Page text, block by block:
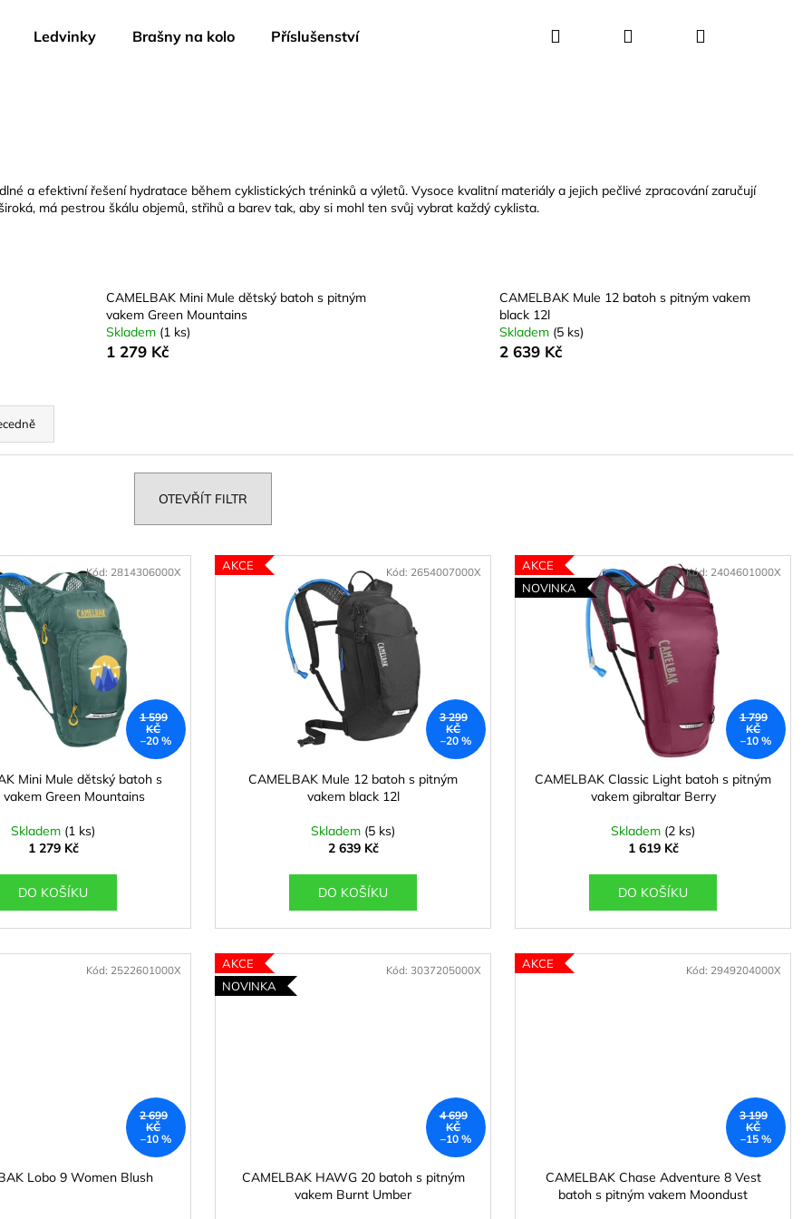
Ledvinky Brašny na kolo Příslušenství Hledat PřihlášeníNákupní
a efektivní řešení hydratace během cyklistických tréninků a výletů. Vysoce kvalitní materiály a jejich pečlivé zpracování zaručují
má pestrou škálu objemů, střihů a barev tak, aby si mohl ten svůj vybrat každý cyklista.
CAMELBAK Mini Mule dětský batoh s pitným
vakem Green Mountains
Skladem (1 ks)
1 279 Kč
CAMELBAK Mule 12 batoh s pitným vakem
black 12l
Skladem (5 ks)
2 639 Kč
OTEVŘÍT FILTR
1 599
KČ
–20 %
Mini Mule dětský batoh s
vakem Green Mountains
Skladem (1 ks)
1 279 Kč
DO KOŠÍKU
Kód: 2814306000X AKCE
3 299
KČ
–20 %
CAMELBAK Mule 12 batoh s pitným
vakem black 12l
Skladem (5 ks)
2 639 Kč
DO KOŠÍKU
Kód: 2654007000X
AKCE
NOVINKA
1 799
KČ
–10 %
CAMELBAK Classic Light batoh s pitným
vakem gibraltar Berry
Skladem (2 ks)
1 619 Kč
DO KOŠÍKU
Kód: 2404601000X
2 699
KČ
–10 %
Lobo 9 Women Blush
Kód: 2522601000X
AKCE
NOVINKA
4 699
KČ
–10 %
CAMELBAK HAWG 20 batoh s pitným
vakem Burnt Umber
Kód: 3037205000X AKCE
3 199
KČ
–15 %
CAMELBAK Chase Adventure 8 Vest
batoh s pitným vakem Moondust
Kód: 2949204000X
LÁHEV JUNGLE ANIMALS
Kč